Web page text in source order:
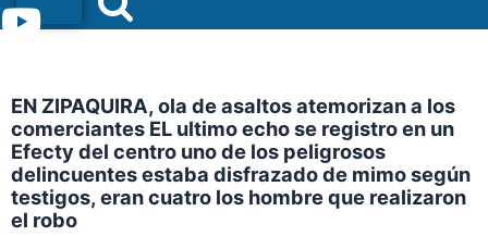
Menu
EN ZIPAQUIRA, ola de asaltos atemorizan a los
comerciantes EL ultimo echo se registro en un
Efecty del centro uno de los peligrosos
delincuentes estaba disfrazado de mimo según
testigos, eran cuatro los hombre que realizaron
el robo